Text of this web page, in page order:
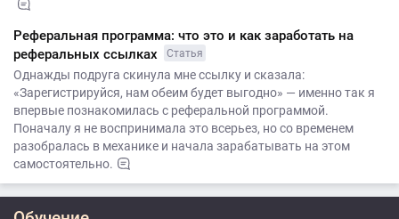
Реферальная программа: что это и как заработать на
реферальных ссылках
Статья
Однажды подруга скинула мне ссылку и сказала:
«Зарегистрируйся, нам обеим будет выгодно» — именно так я
впервые познакомилась с реферальной программой.
Поначалу я не воспринимала это всерьез, но со временем
разобралась в механике и начала зарабатывать на этом
самостоятельно.